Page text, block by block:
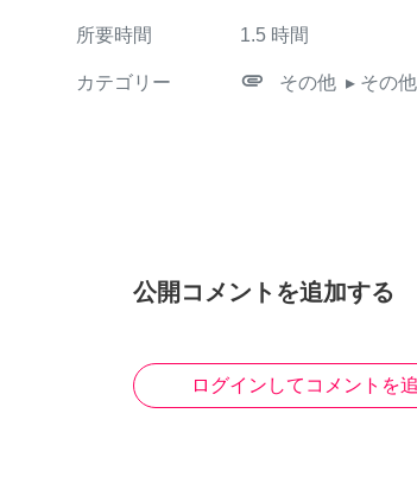
所要時間 1.5 時間
カテゴリー attachment その他 ▸ その他
公開コメントを追加する
ログインしてコメントを